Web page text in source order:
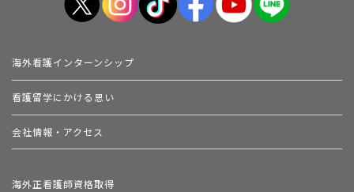
海外看護インターンシップ
看護留学にかける思い
会社情報・アクセス
海外正看護師資格取得